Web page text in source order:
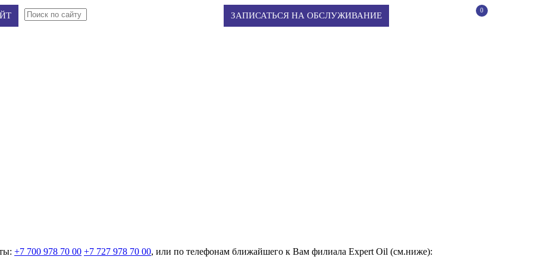
0
ЗАПИСАТЬСЯ НА ОБСЛУЖИВАНИЕ
+7 700 978 70 00 ‭+7 727 978 70 00‬, или по телефонам ближайшего к Вам филиала Expert Oil (см.ниже):